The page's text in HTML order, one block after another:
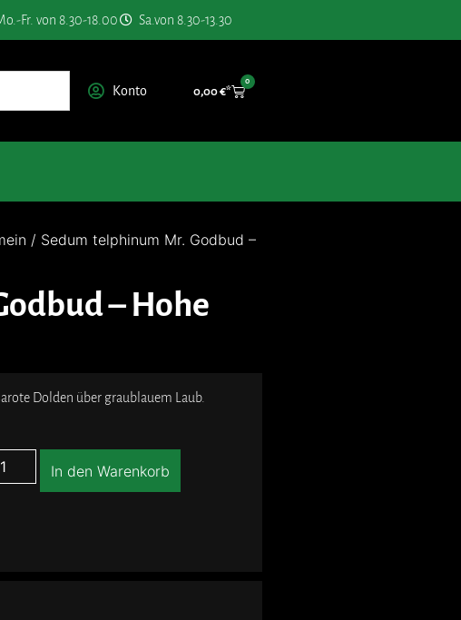
Fr. von 8.30-18.00 Sa.von 8.30-13.30
Konto 0,00€
0
/ Sedum telphinum Mr. Godbud –
– Hohe
Dolden über graublauem Laub.
In den Warenkorb